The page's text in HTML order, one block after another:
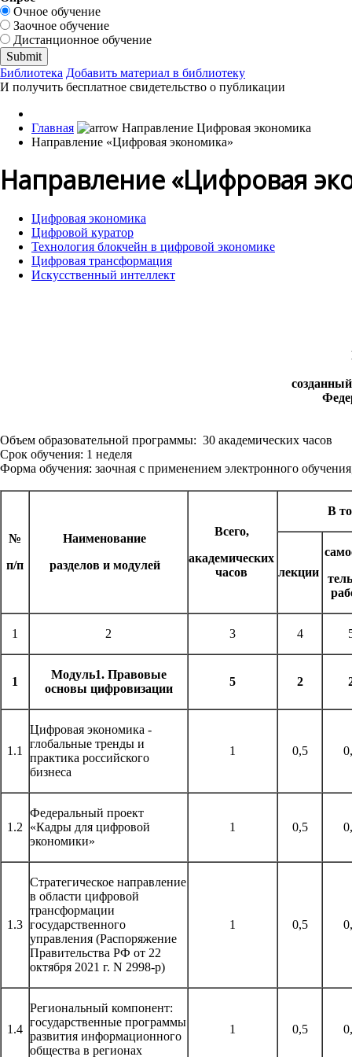
Очное обучение
Заочное обучение
Дистанционное обучение
Библиотека Добавить материал в библиотеку
И получить бесплатное свидетельство о публикации
Главная
Направление «Цифровая экономика»
Направление «Цифровая
Цифровая экономика
Цифровой куратор
Технология блокчейн в цифровой экономике
Цифровая трансформация
Искусственный интеллект
Объем образовательной программы: 30 академических часов
Срок обучения: 1 неделя
Форма обучения: заочная с применением электронного
№
п/п
Наименование
разделов и модулей
Всего,
академических
часов
В
лекции
1 2 3 4
1
Модуль1. Правовые
основы цифровизации
5 2
1.1
Цифровая экономика -
глобальные тренды и
практика российского
бизнеса
1 0,5
1.2
Федеральный проект
«Кадры для цифровой
экономики»
1 0,5
1.3
Стратегическое направление
в области цифровой
трансформации
государственного
управления (Распоряжение
Правительства РФ от 22
октября 2021 г. N 2998-р)
1 0,5
1.4
Региональный компонент:
государственные программы
развития информационного
общества в регионах
1 0,5